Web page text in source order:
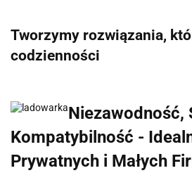
Tworzymy rozwiązania,
codzienności
Niezawodność,
Kompatybilność -
Prywatnych i Małych